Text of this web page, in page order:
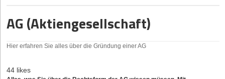
AG (Aktiengesellschaft)
Hier erfahren Sie alles über die Gründung einer AG
44 likes